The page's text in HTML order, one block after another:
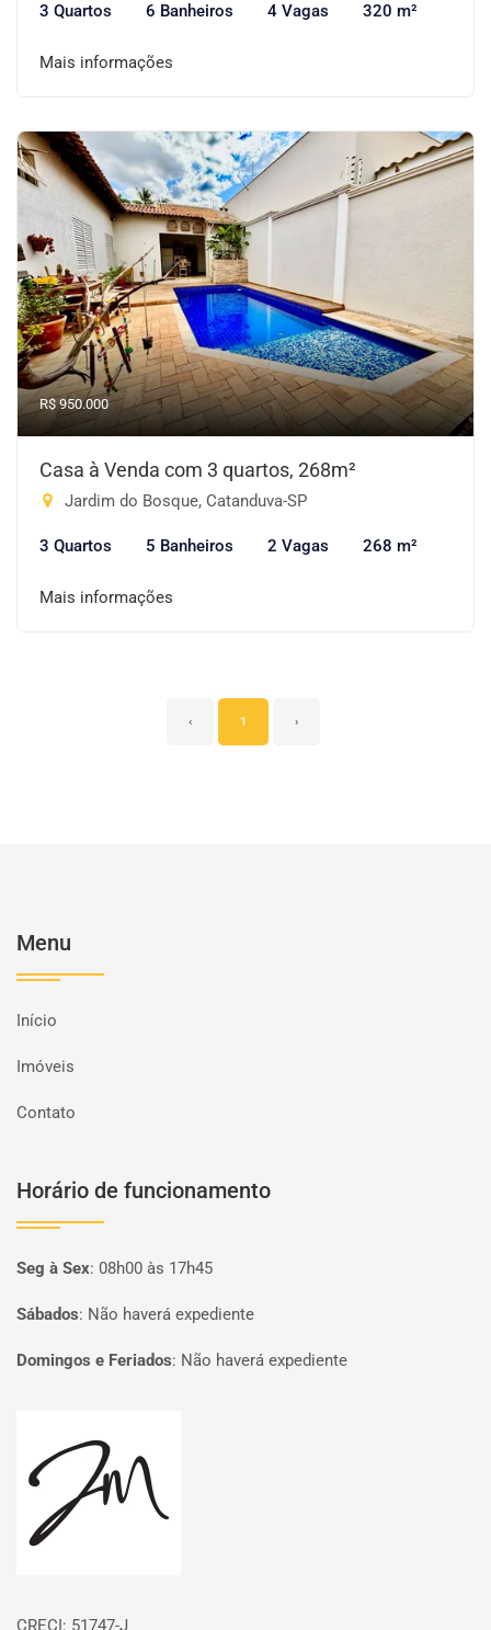
3 Quartos 6 Banheiros 4 Vagas 320 m²
Mais informações
R$ 950.000
Casa à Venda com 3 quartos, 268m²
Jardim do Bosque, Catanduva-SP
3 Quartos 5 Banheiros 2 Vagas 268 m²
Mais informações
‹ 1 ›
Menu
Início
Imóveis
Contato
Horário de funcionamento
Seg à Sex: 08h00 às 17h45
Sábados: Não haverá expediente
Domingos e Feriados: Não haverá expediente
CRECI: 51747-J